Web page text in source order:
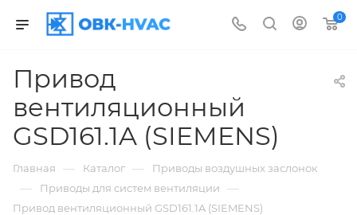
0
Привод
вентиляционный
GSD161.1A (SIEMENS)
Главная — Каталог — Приводы воздушных заслонок
— Приводы для систем вентиляции —
Привод вентиляционный GSD161.1A (SIEMENS)